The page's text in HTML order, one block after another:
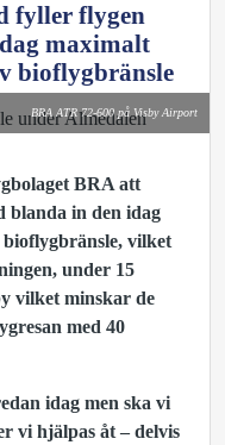
fyller flygen
maximalt
bioflygbränsle
BRA ATR 72-600 på Visby Airport
BRA att
blanda in den idag
vilket
under 15
vilket minskar de
med 40
idag men ska vi
vi hjälpas åt – delvis